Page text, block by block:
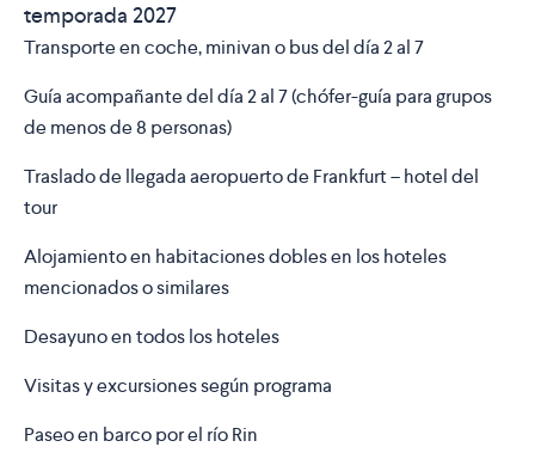
temporada 2027
Transporte en coche, minivan o bus del día 2 al 7
Guía acompañante del día 2 al 7 (chófer-guía para grupos
de menos de 8 personas)
Traslado de llegada aeropuerto de Frankfurt – hotel del
tour
Alojamiento en habitaciones dobles en los hoteles
mencionados o similares
Desayuno en todos los hoteles
Visitas y excursiones según programa
Paseo en barco por el río Rin